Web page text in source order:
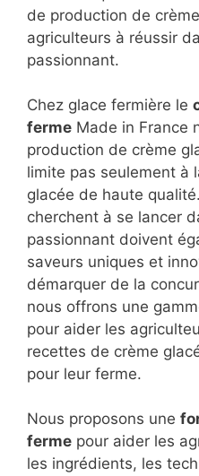
de production de
agriculteurs à réussir
passionnant.
Chez glace fermière le
ferme Made in France
production de crème
limite pas seulement à
glacée de haute
cherchent à se lancer
passionnant doivent
saveurs uniques et
démarquer de la
nous offrons une
pour aider les
recettes de crème
pour leur ferme.
Nous proposons une
ferme pour aider les
les ingrédients, les